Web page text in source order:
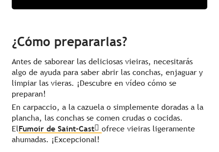
¿Cómo prepararlas?
Antes de saborear las deliciosas vieiras, necesitarás
algo de ayuda para saber abrir las conchas, enjaguar y
limpiar las vieras. ¡Descubre en vídeo cómo se
preparan!
En carpaccio, a la cazuela o simplemente doradas a la
plancha, las conchas se comen crudas o cocidas.
ElFumoir de Saint-Cast
ofrece vieiras ligeramente
ahumadas. ¡Excepcional!